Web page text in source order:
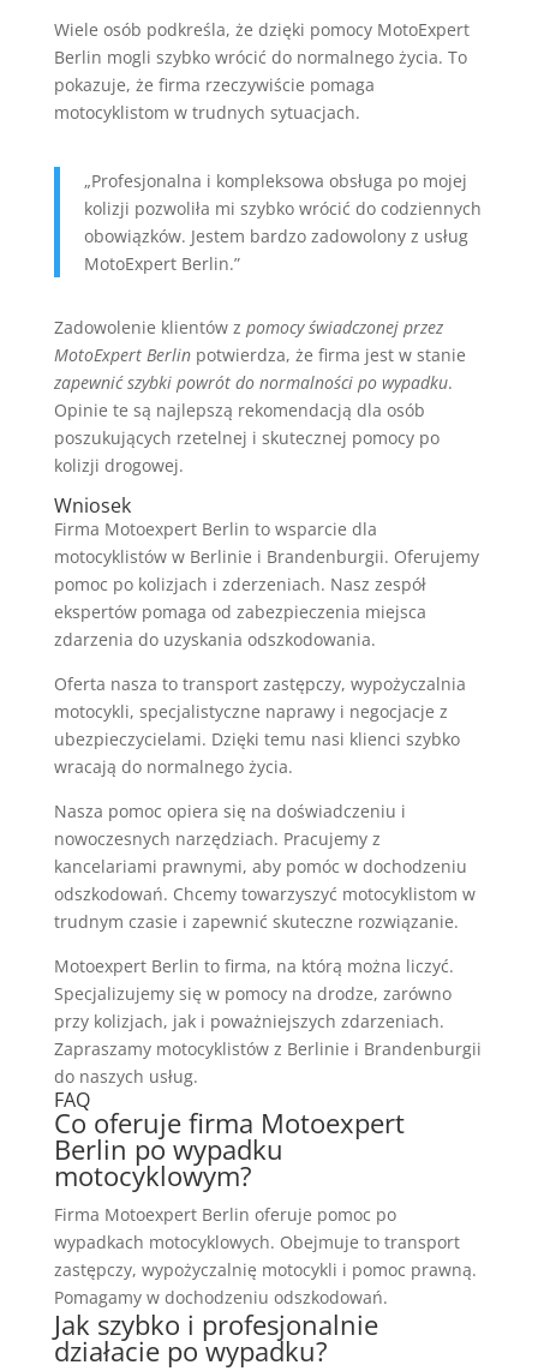
Wiele osób podkreśla, że dzięki pomocy MotoExpert
Berlin mogli szybko wrócić do normalnego życia. To
pokazuje, że firma rzeczywiście pomaga
motocyklistom w trudnych sytuacjach.
„Profesjonalna i kompleksowa obsługa po mojej
kolizji pozwoliła mi szybko wrócić do codziennych
obowiązków. Jestem bardzo zadowolony z usług
MotoExpert Berlin.”
Zadowolenie klientów z pomocy świadczonej przez
MotoExpert Berlinpotwierdza, że firma jest w stanie
zapewnić szybki powrót do normalności po wypadku.
Opinie te są najlepszą rekomendacją dla osób
poszukujących rzetelnej i skutecznej pomocy po
kolizji drogowej.
Wniosek
Firma Motoexpert Berlin to wsparcie dla
motocyklistów w Berlinie i Brandenburgii. Oferujemy
pomoc po kolizjach i zderzeniach. Nasz zespół
ekspertów pomaga od zabezpieczenia miejsca
zdarzenia do uzyskania odszkodowania.
Oferta nasza to transport zastępczy, wypożyczalnia
motocykli, specjalistyczne naprawy i negocjacje z
ubezpieczycielami. Dzięki temu nasi klienci szybko
wracają do normalnego życia.
Nasza pomoc opiera się na doświadczeniu i
nowoczesnych narzędziach. Pracujemy z
kancelariami prawnymi, aby pomóc w dochodzeniu
odszkodowań. Chcemy towarzyszyć motocyklistom w
trudnym czasie i zapewnić skuteczne rozwiązanie.
Motoexpert Berlin to firma, na którą można liczyć.
Specjalizujemy się w pomocy na drodze, zarówno
przy kolizjach, jak i poważniejszych zdarzeniach.
Zapraszamy motocyklistów z Berlinie i Brandenburgii
do naszych usług.
FAQ
Co oferuje firma Motoexpert
Berlin po wypadku
motocyklowym?
Firma Motoexpert Berlin oferuje pomoc po
wypadkach motocyklowych. Obejmuje to transport
zastępczy, wypożyczalnię motocykli i pomoc prawną.
Pomagamy w dochodzeniu odszkodowań.
Jak szybko i profesjonalnie
działacie po wypadku?